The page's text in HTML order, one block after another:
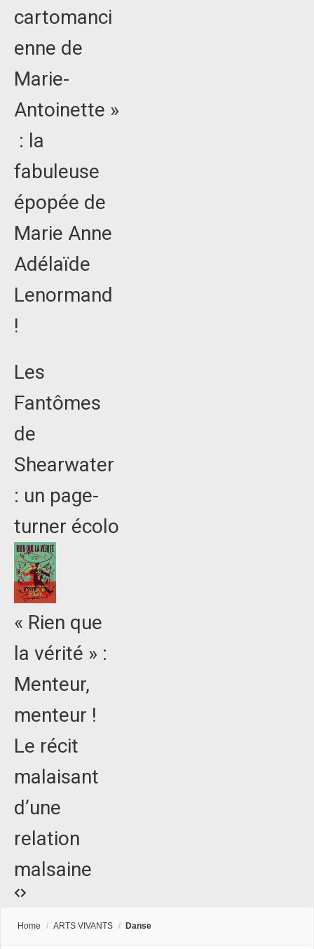
cartomanci
enne de
Marie-
Antoinette »
: la
fabuleuse
épopée de
Marie Anne
Adélaïde
Lenormand
!
Les
Fantômes
de
Shearwater
: un page-
turner écolo
« Rien que
la vérité » :
Menteur,
menteur !
Le récit
malaisant
d’une
relation
malsaine
Home / ARTS VIVANTS / Danse